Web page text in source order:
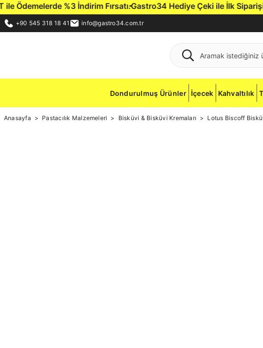
Ödemelerde %3 İndirim Fırsatı.Gastro34 Hediye Çeki ile İlk
+90 545 318 18 41 info@gastro34.com.tr
Dondurulmuş Ürünler İçecek Kahvaltılık
Anasayfa Pastacılık Malzemeleri Bisküvi & Bisküvi Kremaları Lotus Biscoff